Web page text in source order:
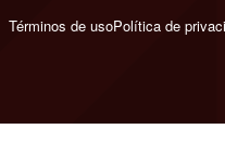
Términos de usoPolítica de